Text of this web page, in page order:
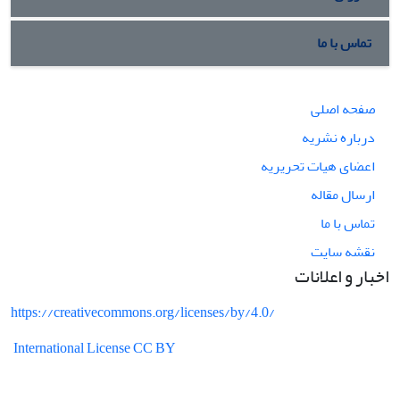
تماس با ما
صفحه اصلی
درباره نشریه
اعضای هیات تحریریه
ارسال مقاله
تماس با ما
نقشه سایت
اخبار و اعلانات
https://creativecommons.org/licenses/by/4.0/
International License CC BY